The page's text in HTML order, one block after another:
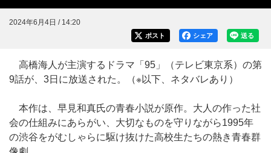
2024年6月4日 / 14:20
送る
シェア
ポスト
高橋海人が主演するドラマ「95」（テレビ東京系）の第
9話が、3日に放送された。（※以下、ネタバレあり）
本作は、早見和真氏の青春小説が原作。大人の作った社
会の仕組みにあらがい、大切なものを守りながら1995年
の渋谷をがむしゃらに駆け抜けた高校生たちの熱き青春群